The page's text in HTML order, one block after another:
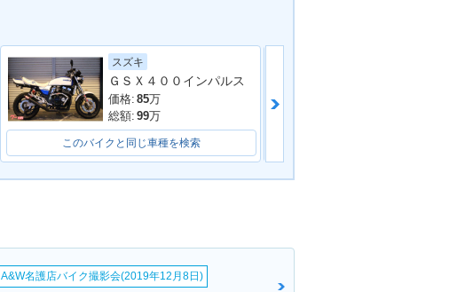
1998年 ZRX-Ⅱ・マイナ
ーチェンジ
チェンジ
スズキ
ＧＳＸ４００インパルス
価格: 85万
総額: 99万
このバイクと同じ車種を検索
A&W名護店バイク撮影会(2019年12月8日)